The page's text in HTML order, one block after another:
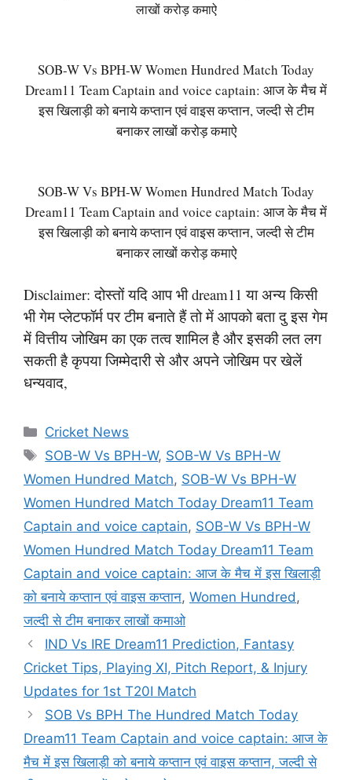
लाखों करोड़ कमाऐ
SOB-W Vs BPH-W Women Hundred Match Today
Dream11 Team Captain and voice captain: आज के मैच में
इस खिलाड़ी को बनाये कप्तान एवं वाइस कप्तान, जल्दी से टीम
बनाकर लाखों करोड़ कमाऐ
SOB-W Vs BPH-W Women Hundred Match Today
Dream11 Team Captain and voice captain: आज के मैच में
इस खिलाड़ी को बनाये कप्तान एवं वाइस कप्तान, जल्दी से टीम
बनाकर लाखों करोड़ कमाऐ
Disclaimer: दोस्तों यदि आप भी dream11 या अन्य किसी
भी गेम प्लेटफॉर्म पर टीम बनाते हैं तो में आपको बता दु इस गेम
में वित्तीय जोखिम का एक तत्व शामिल है और इसकी लत लग
सकती है कृपया जिम्मेदारी से और अपने जोखिम पर खेलें
धन्यवाद,
Categories
Cricket News
Tags
SOB-W Vs BPH-W, SOB-W Vs BPH-W
Women Hundred Match, SOB-W Vs BPH-W
Women Hundred Match Today Dream11 Team
Captain and voice captain, SOB-W Vs BPH-W
Women Hundred Match Today Dream11 Team
Captain and voice captain: आज के मैच में इस खिलाड़ी
को बनाये कप्तान एवं वाइस कप्तान, Women Hundred ,
जल्दी से टीम बनाकर लाखों कमाओ
IND Vs IRE Dream11 Prediction, Fantasy
Cricket Tips, Playing XI, Pitch Report, & Injury
Updates for 1st T20I Match
SOB Vs BPH The Hundred Match Today
Dream11 Team Captain and voice captain: आज के
मैच में इस खिलाड़ी को बनाये कप्तान एवं वाइस कप्तान, जल्दी से